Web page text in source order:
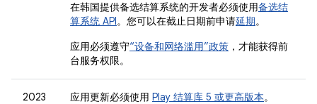
在韩国提供备选结算系统的开发者必须使用备选结
算系统 API。您可以在截止日期前申请延期。
应用必须遵守“设备和网络滥用”政策 ，才能获得前
台服务权限。
2023
应用更新必须使用 Play 结算库 5 或更高版本。